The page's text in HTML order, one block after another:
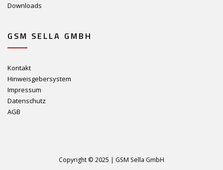
Downloads
GSM SELLA GMBH
Kontakt
Hinweisgebersystem
Impressum
Datenschutz
AGB
Copyright © 2025 | GSM Sella GmbH